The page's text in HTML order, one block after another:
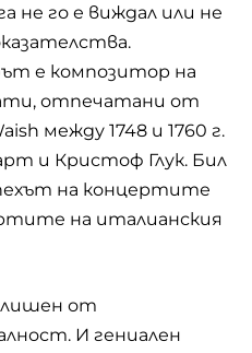
не го е виждал или не
е композитор на
отпечатани от
между 1748 и 1760 г.
и Кристоф Глук. Бил
на концертите
на италианския
лишен от
И гениален